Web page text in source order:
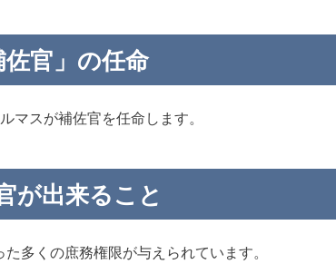
佐官」の任命
マスが補佐官を任命します。
が出来ること
多くの庶務権限が与えられています。